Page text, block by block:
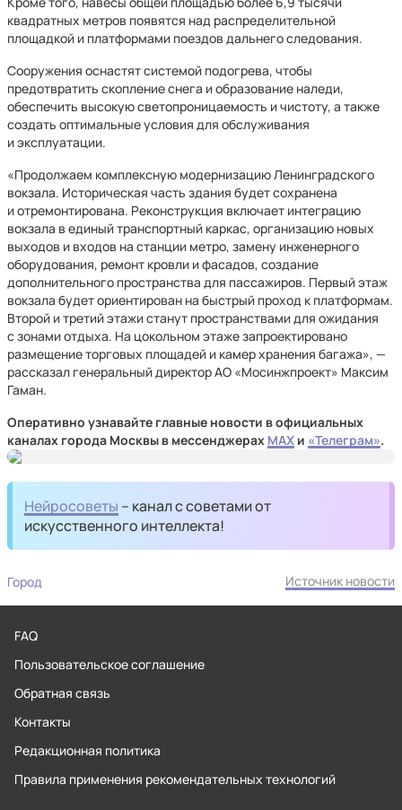
квадратных метров появятся над распределительной
площадкой и платформами поездов дальнего следования.
Сооружения оснастят системой подогрева, чтобы
предотвратить скопление снега и образование наледи,
обеспечить высокую светопроницаемость и чистоту, а также
создать оптимальные условия для обслуживания
и эксплуатации.
«Продолжаем комплексную модернизацию Ленинградского
вокзала. Историческая часть здания будет сохранена
и отремонтирована. Реконструкция включает интеграцию
вокзала в единый транспортный каркас, организацию новых
выходов и входов на станции метро, замену инженерного
оборудования, ремонт кровли и фасадов, создание
дополнительного пространства для пассажиров. Первый этаж
вокзала будет ориентирован на быстрый проход к платформам.
Второй и третий этажи станут пространствами для ожидания
с зонами отдыха. На цокольном этаже запроектировано
размещение торговых площадей и камер хранения багажа», —
рассказал генеральный директор АО «Мосинжпроект» Максим
Гаман.
Оперативно узнавайте главные новости в официальных
каналах города Москвы в мессенджерах MAX и «Телеграм».
Нейросоветы – канал с советами от
искусственного интеллекта!
Город Источник новости
FAQ
Пользовательское соглашение
Обратная связь
Контакты
Редакционная политика
Правила применения рекомендательных технологий